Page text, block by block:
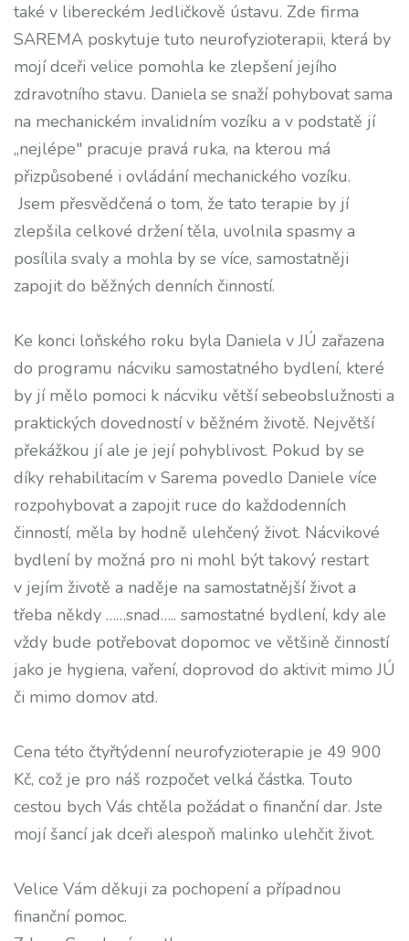
také v libereckém Jedličkově ústavu. Zde firma
SAREMA poskytuje tuto neurofyzioterapii, která by
mojí dceři velice pomohla ke zlepšení jejího
zdravotního stavu. Daniela se snaží pohybovat sama
na mechanickém invalidním vozíku a v podstatě jí
„nejlépe" pracuje pravá ruka, na kterou má
přizpůsobené i ovládání mechanického vozíku.
Jsem přesvědčená o tom, že tato terapie by jí
zlepšila celkové držení těla, uvolnila spasmy a
posílila svaly a mohla by se více, samostatněji
zapojit do běžných denních činností.
Ke konci loňského roku byla Daniela v JÚ zařazena
do programu nácviku samostatného bydlení, které
by jí mělo pomoci k nácviku větší sebeobslužnosti a
praktických dovedností v běžném životě. Největší
překážkou jí ale je její pohyblivost. Pokud by se
díky rehabilitacím v Sarema povedlo Daniele více
rozpohybovat a zapojit ruce do každodenních
činností, měla by hodně ulehčený život. Nácvikové
bydlení by možná pro ni mohl být takový restart
v jejím životě a naděje na samostatnější život a
třeba někdy ……snad….. samostatné bydlení, kdy ale
vždy bude potřebovat dopomoc ve většině činností
jako je hygiena, vaření, doprovod do aktivit mimo JÚ
či mimo domov atd.
Cena této čtyřtýdenní neurofyzioterapie je 49 900
Kč, což je pro náš rozpočet velká částka. Touto
cestou bych Vás chtěla požádat o finanční dar. Jste
mojí šancí jak dceři alespoň malinko ulehčit život.
Velice Vám děkuji za pochopení a případnou
finanční pomoc.